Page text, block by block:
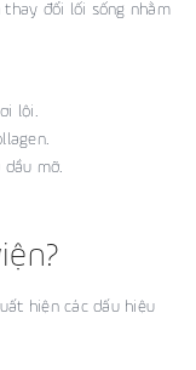
thay đổi lối sống nhằm
lội.
mỡ.
hiện các dấu hiệu